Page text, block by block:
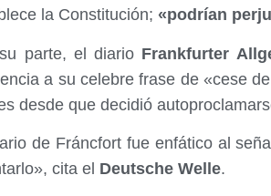
la Constitución; «podrían
parte, el diario Frankfurter
a su celebre frase de «cese
desde que decidió
de Fráncfort fue enfático al
cita el Deutsche Welle.